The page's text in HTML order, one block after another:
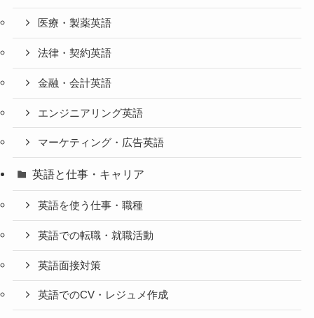
医療・製薬英語
法律・契約英語
金融・会計英語
エンジニアリング英語
マーケティング・広告英語
英語と仕事・キャリア
英語を使う仕事・職種
英語での転職・就職活動
英語面接対策
英語でのCV・レジュメ作成